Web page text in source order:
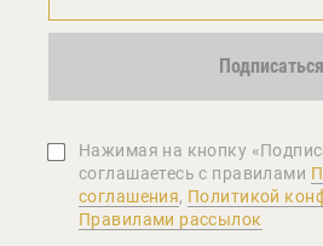
Подписаться
Нажимая на кнопку
соглашаетеcь с правилами
соглашения, Политикой
Правилами рассылок